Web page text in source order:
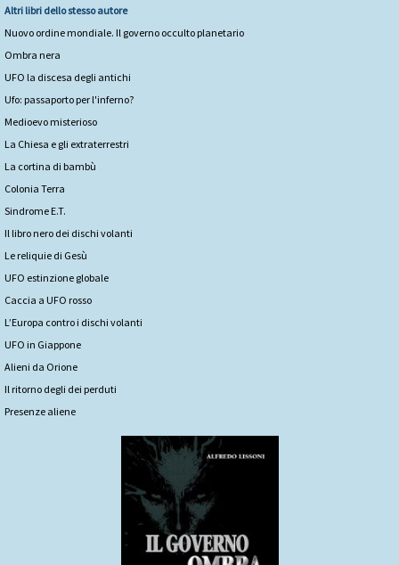
Altri libri dello stesso autore
Nuovo ordine mondiale. Il governo occulto planetario
Ombra nera
UFO la discesa degli antichi
Ufo: passaporto per l'inferno?
Medioevo misterioso
La Chiesa e gli extraterrestri
La cortina di bambù
Colonia Terra
Sindrome E.T.
Il libro nero dei dischi volanti
Le reliquie di Gesù
UFO estinzione globale
Caccia a UFO rosso
L’Europa contro i dischi volanti
UFO in Giappone
Alieni da Orione
Il ritorno degli dei perduti
Presenze aliene